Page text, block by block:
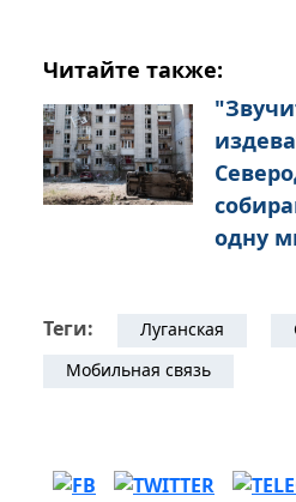
Читайте также:
одну
Теги: Луганская
Мобильная связь